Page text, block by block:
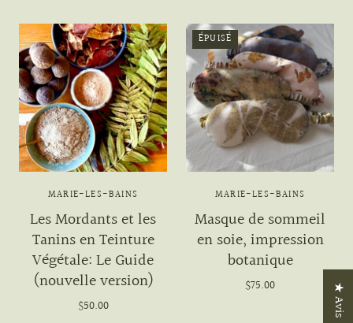
MARIE-LES-BAINS
Les Mordants et les
Tanins en Teinture
Végétale: Le Guide
(nouvelle version)
$50.00
ÉPUISÉ
MARIE-LES-BAINS
Masque de sommeil
en soie, impression
botanique
$75.00 ★ Avis